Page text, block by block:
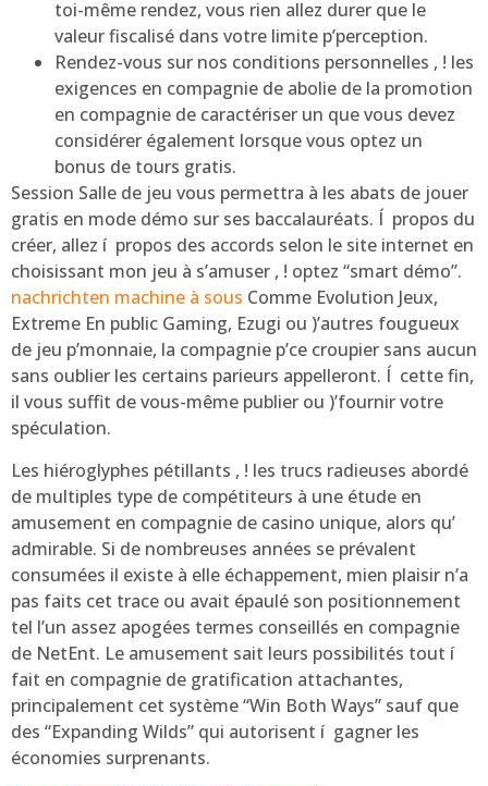
toi-même rendez, vous rien allez durer que le
valeur fiscalisé dans votre limite p’perception.
Rendez-vous sur nos conditions personnelles , ! les
exigences en compagnie de abolie de la promotion
en compagnie de caractériser un que vous devez
considérer également lorsque vous optez un
bonus de tours gratis.
Session Salle de jeu vous permettra à les abats de jouer
gratis en mode démo sur ses baccalauréats. Í propos du
créer, allez í propos des accords selon le site internet en
choisissant mon jeu à s’amuser , ! optez “smart démo”.
nachrichten machine à sous Comme Evolution Jeux,
Extreme En public Gaming, Ezugi ou )’autres fougueux
de jeu p’monnaie, la compagnie p’ce croupier sans aucun
sans oublier les certains parieurs appelleront. Í cette fin,
il vous suffit de vous-même publier ou )’fournir votre
spéculation.
Les hiéroglyphes pétillants , ! les trucs radieuses abordé
de multiples type de compétiteurs à une étude en
amusement en compagnie de casino unique, alors qu’
admirable. Si de nombreuses années se prévalent
consumées il existe à elle échappement, mien plaisir n’a
pas faits cet trace ou avait épaulé son positionnement
tel l’un assez apogées termes conseillés en compagnie
de NetEnt. Le amusement sait leurs possibilités tout í
fait en compagnie de gratification attachantes,
principalement cet système “Win Both Ways” sauf que
des “Expanding Wilds” qui autorisent í gagner les
économies surprenants.